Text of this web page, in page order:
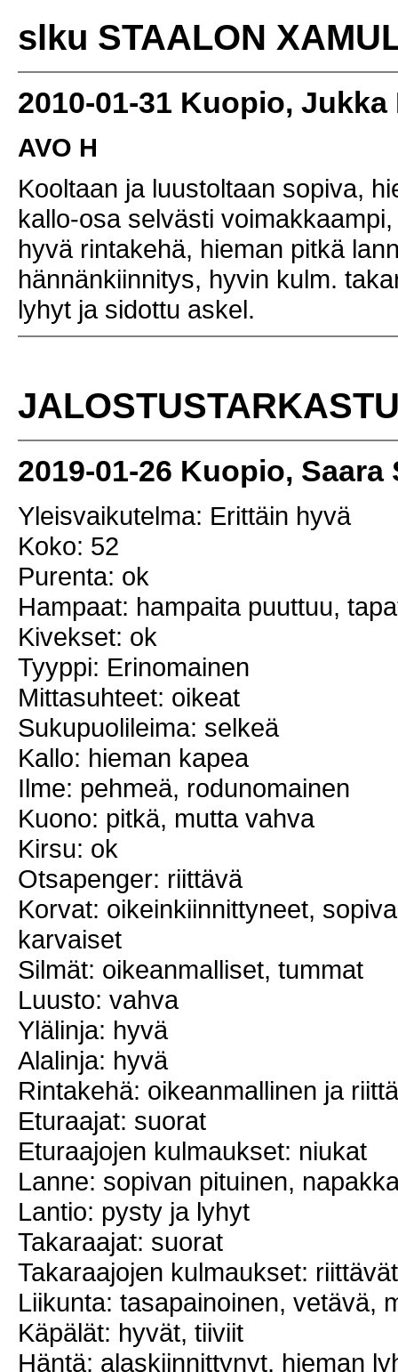
slku STAALON
2010-01-31 Kuopio,
AVO H
Kooltaan ja luustoltaan sopiva,
kallo-osa selvästi
hyvä rintakehä, hieman pitkä
hännänkiinnitys, hyvin kulm.
lyhyt ja sidottu askel.
2019-01-26 Kuopio,
Yleisvaikutelma: Erittäin hyvä
Koko: 52
Purenta: ok
Hampaat: hampaita puuttuu,
Kivekset: ok
Tyyppi: Erinomainen
Mittasuhteet: oikeat
Sukupuolileima: selkeä
Kallo: hieman kapea
Ilme: pehmeä, rodunomainen
Kuono: pitkä, mutta vahva
Kirsu: ok
Otsapenger: riittävä
Korvat: oikeinkiinnittyneet,
karvaiset
Silmät: oikeanmalliset, tummat
Luusto: vahva
Ylälinja: hyvä
Alalinja: hyvä
Rintakehä: oikeanmallinen ja
Eturaajat: suorat
Eturaajojen kulmaukset: niukat
Lanne: sopivan pituinen,
Lantio: pysty ja lyhyt
Takaraajat: suorat
Takaraajojen kulmaukset: riittävät
Liikunta: tasapainoinen, vetävä,
Käpälät: hyvät, tiiviit
Häntä: alaskiinnittynyt, hieman